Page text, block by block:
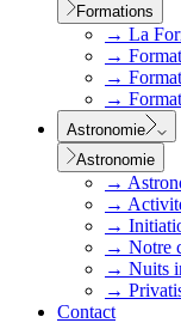
Formations
→ La
→
→
→
Astronomie
Astronomie
→
→
→
→ Notre
→ Nuits
→
Contact